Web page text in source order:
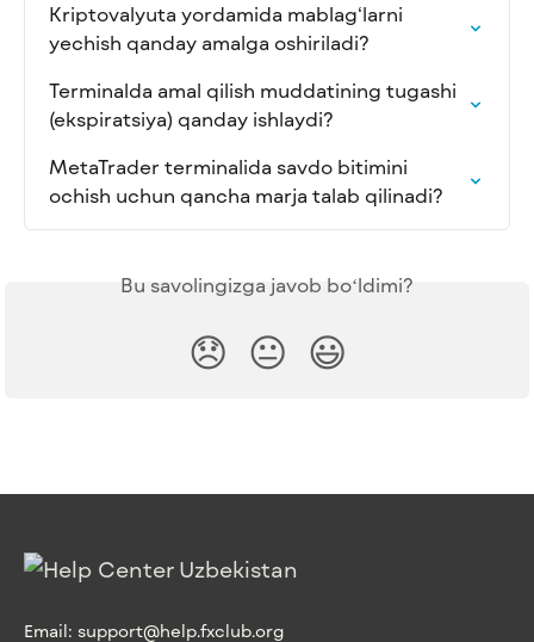
Kriptovalyuta yordamida mablag‘larni
yechish qanday amalga oshiriladi?
Terminalda amal qilish muddatining tugashi
(ekspiratsiya) qanday ishlaydi?
MetaTrader terminalida savdo bitimini
ochish uchun qancha marja talab qilinadi?
Bu savolingizga javob boʻldimi?
😞 😐 😃
Email: support@help.fxclub.org